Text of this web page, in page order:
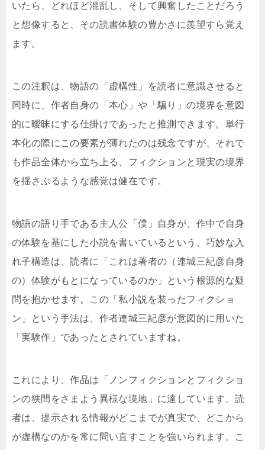
いたら、どれほど混乱し、そして興奮したことだろう
と想像すると、その読書体験の豊かさに羨望すら覚え
ます。
この注釈は、物語の「虚構性」を読者に意識させると
同時に、作者自身の「本心」や「騙り」の境界を意図
的に曖昧にする仕掛けであったと推測できます。単行
本化の際にこの要素が薄れたのは残念ですが、それで
も作品全体から立ち上る、フィクションと現実の境界
を揺さぶるような感覚は健在です。
物語の語り手である主人公「僕」自身が、作中で自身
の体験を基にした小説を書いているという、巧妙な入
れ子構造は、読者に「これは著者の（連城三紀彦自身
の）体験がもとになっているのか」という根源的な疑
問を抱かせます。この「私小説を装ったフィクショ
ン」という手法は、作者連城三紀彦が意図的に用いた
「実験作」であったとされていますね。
これにより、作品は「ノンフィクションとフィクショ
ンの狭間をさまよう異様な境地」に達しています。読
者は、提示される情報がどこまでが真実で、どこから
が虚構なのかを常に問い直すことを強いられます。こ